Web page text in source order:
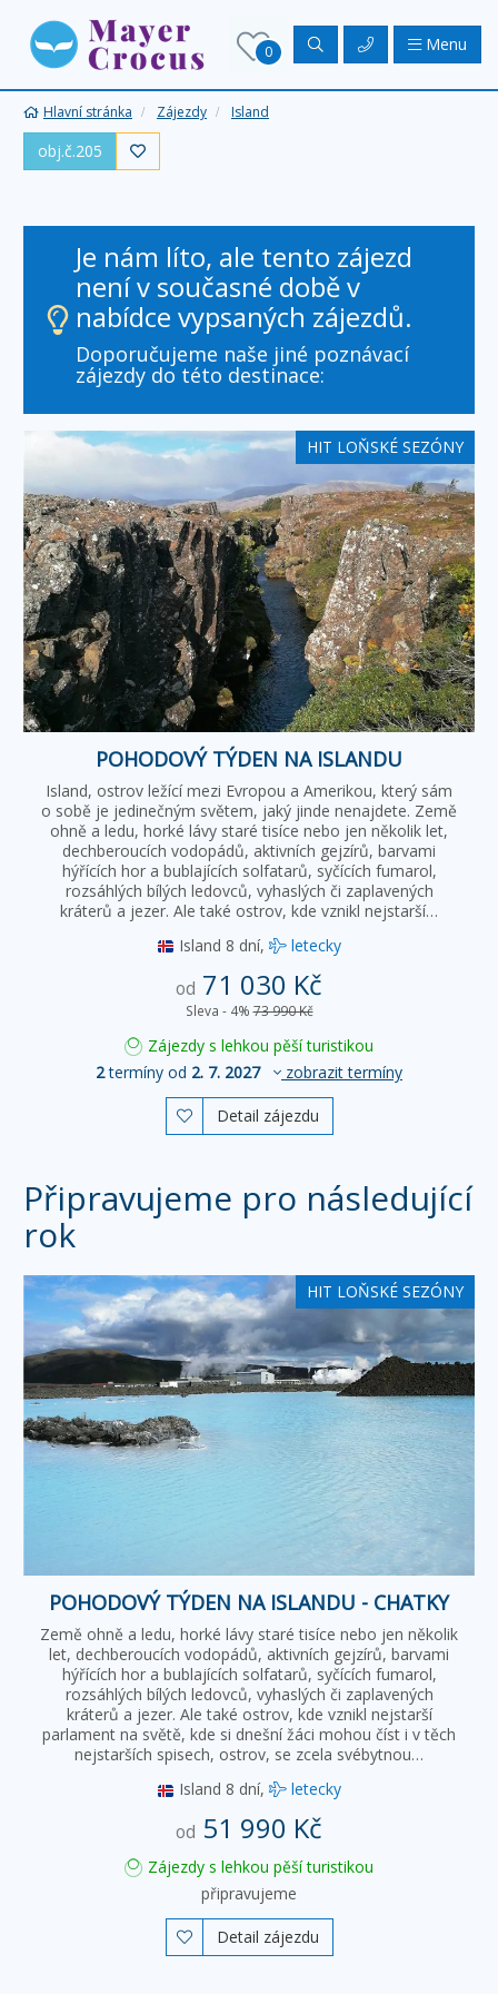
0 Menu
Hlavní stránka Zájezdy Island
obj.č.205 
Je nám líto, ale tento zájezd
není v současné době v
nabídce vypsaných zájezdů.
Doporučujeme naše jiné poznávací
zájezdy do této destinace:
HIT LOŇSKÉ SEZÓNY
POHODOVÝ TÝDEN NA ISLANDU
Island, ostrov ležící mezi Evropou a Amerikou, který sám
o sobě je jedinečným světem, jaký jinde nenajdete. Země
ohně a ledu, horké lávy staré tisíce nebo jen několik let,
dechberoucích vodopádů, aktivních gejzírů, barvami
hýřících hor a bublajících solfatarů, syčících fumarol,
rozsáhlých bílých ledovců, vyhaslých či zaplavených
kráterů a jezer. Ale také ostrov, kde vznikl nejstarší…
Island 8 dní, letecky
od 71 030 Kč
Sleva - 4% 73 990 Kč
Zájezdy s lehkou pěší turistikou
2termíny od 2. 7. 2027 zobrazit termíny
 Detail zájezdu
Připravujeme pro následující
rok
HIT LOŇSKÉ SEZÓNY
POHODOVÝ TÝDEN NA ISLANDU - CHATKY
Země ohně a ledu, horké lávy staré tisíce nebo jen několik
let, dechberoucích vodopádů, aktivních gejzírů, barvami
hýřících hor a bublajících solfatarů, syčících fumarol,
rozsáhlých bílých ledovců, vyhaslých či zaplavených
kráterů a jezer. Ale také ostrov, kde vznikl nejstarší
parlament na světě, kde si dnešní žáci mohou číst i v těch
nejstarších spisech, ostrov, se zcela svébytnou…
Island 8 dní, letecky
od 51 990 Kč
Zájezdy s lehkou pěší turistikou
připravujeme
 Detail zájezdu